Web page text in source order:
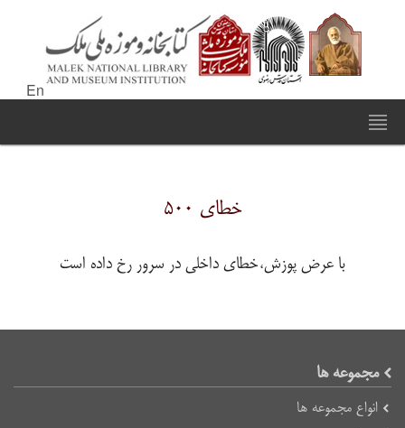
En
خطای ۵۰۰
با عرض پوزش،خطای داخلی در سرور رخ داده است
مجموعه ها
انواع مجموعه ها